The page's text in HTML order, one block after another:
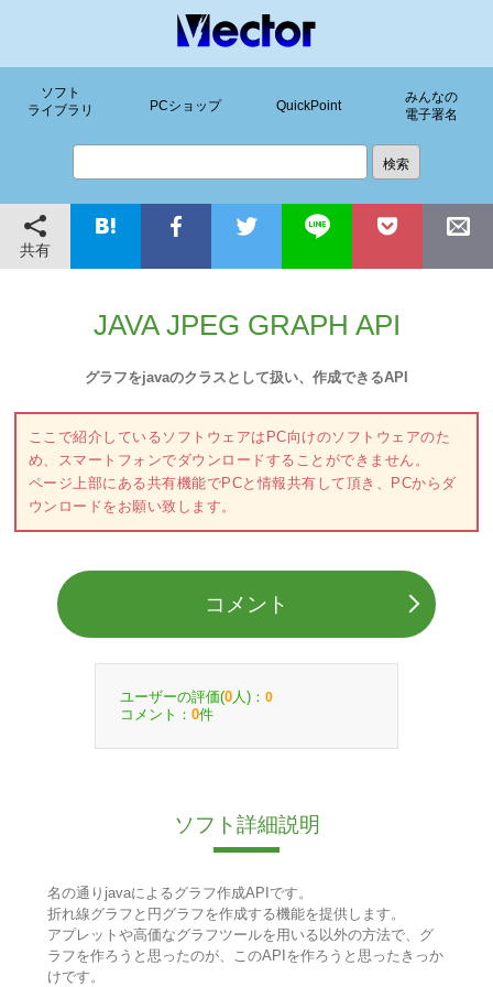
ソフト
ライブラリ
PCショップ QuickPoint
みんなの
電子署名
共有
JAVA JPEG GRAPH API
グラフをjavaのクラスとして扱い、作成できるAPI
ここで紹介しているソフトウェアはPC向けのソフトウェアのた
め、スマートフォンでダウンロードすることができません。
ページ上部にある共有機能でPCと情報共有して頂き、PCからダ
ウンロードをお願い致します。
コメント
ユーザーの評価(0 人)： 0
コメント： 0件
ソフト詳細説明
名の通りjavaによるグラフ作成APIです。
折れ線グラフと円グラフを作成する機能を提供します。
アプレットや高価なグラフツールを用いる以外の方法で、グ
ラフを作ろうと思ったのが、このAPIを作ろうと思ったきっか
けです。